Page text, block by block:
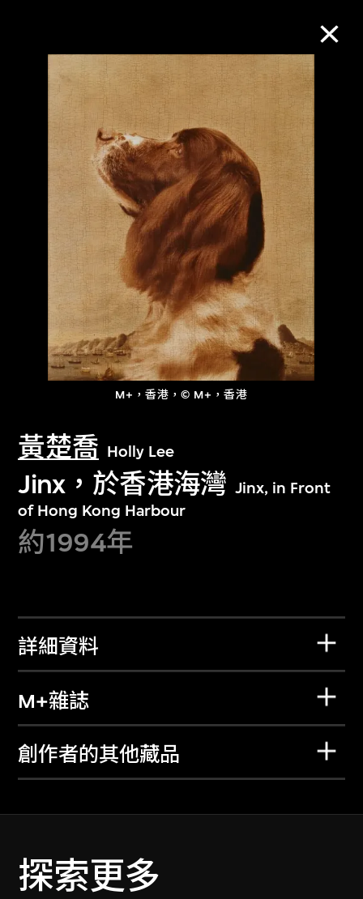
M+，香港，© M+，香港
黃楚喬 Holly Lee
Jinx，於香港海灣 Jinx, in Front
of Hong Kong Harbour
約1994年
詳細資料
M+雜誌
創作者的其他藏品
探索更多
M+藏品
進一步篩選 搜索
關於M+藏品
探索世界頂級的二十及二十一世紀視覺
文化藏品。